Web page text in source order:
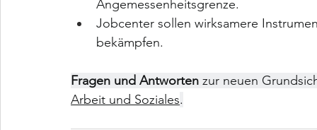
Angemessenheitsgrenze.
Jobcenter sollen wirksamere
bekämpfen.
Fragen und Antworten zur neuen
Arbeit und Soziales.